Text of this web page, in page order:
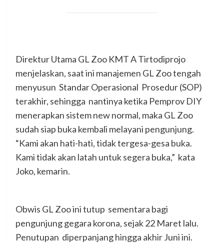
Direktur Utama GL Zoo KMT A Tirtodiprojo
menjelaskan, saat ini manajemen GL Zoo tengah
menyusun Standar Operasional Prosedur (SOP)
terakhir, sehingga nantinya ketika Pemprov DIY
menerapkan sistem new normal, maka GL Zoo
sudah siap buka kembali melayani pengunjung.
“Kami akan hati-hati, tidak tergesa-gesa buka.
Kami tidak akan latah untuk segera buka,” kata
Joko, kemarin.
Obwis GL Zoo ini tutup sementara bagi
pengunjung gegara korona, sejak 22 Maret lalu.
Penutupan diperpanjang hingga akhir Juni ini.